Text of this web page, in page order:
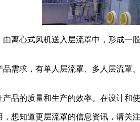
心式风机送入层流罩中，形成一
求，有单人层流罩、多人层流罩
的质量和生产的效率。在设计和
知道更层流罩的信息资讯，请关